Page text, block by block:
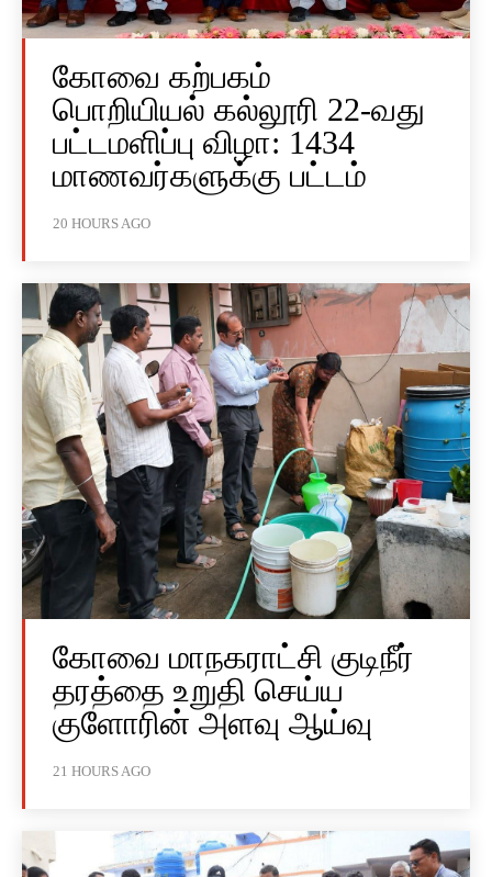
கோவை கற்பகம்
பொறியியல் கல்லூரி 22-வது
பட்டமளிப்பு விழா: 1434
மாணவர்களுக்கு பட்டம்
20 HOURS AGO
கோவை மாநகராட்சி குடிநீர்
தரத்தை உறுதி செய்ய
குளோரின் அளவு ஆய்வு
21 HOURS AGO